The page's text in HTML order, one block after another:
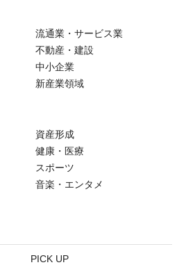
流通業・サービス業
不動産・建設
中小企業
新産業領域
資産形成
健康・医療
スポーツ
音楽・エンタメ
PICK UP